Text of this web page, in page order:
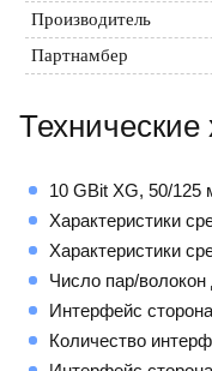
Производитель
Партнамбер
Технические
10 GBit XG, 50/125
Характеристики
Характеристики
Число пар/
Интерфейс
Количество